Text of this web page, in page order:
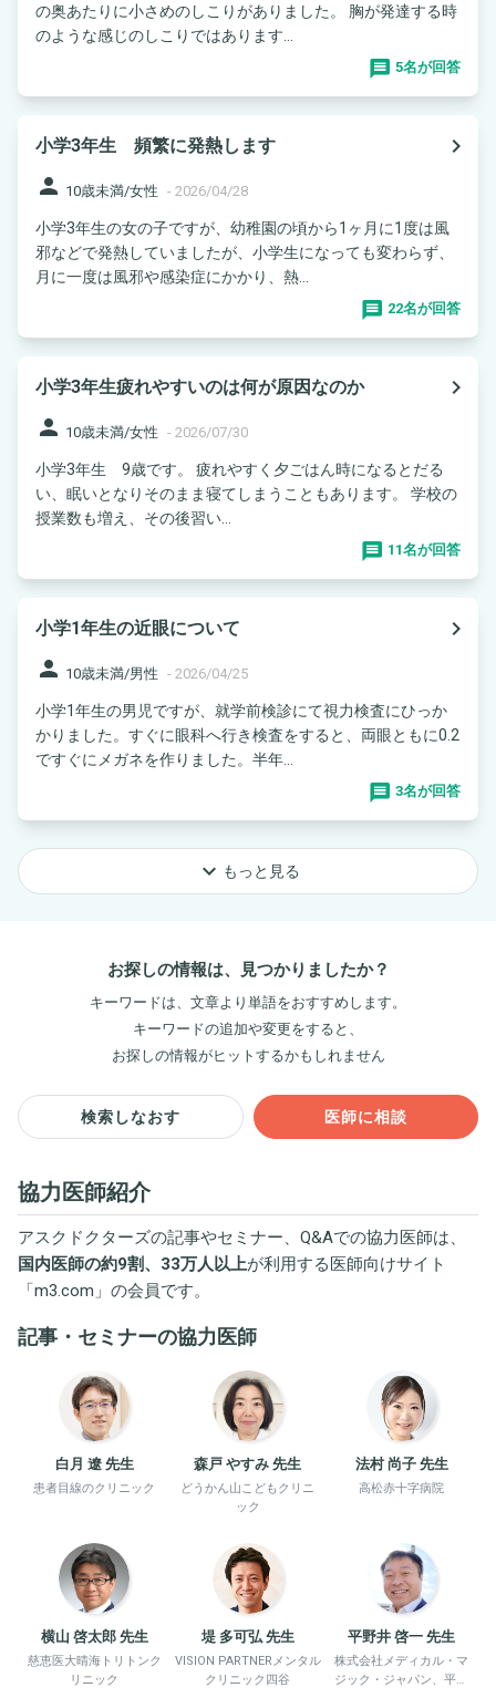
の奥あたりに小さめのしこりがありました。 胸が発達する時
のような感じのしこりではあります...
5名が回答
小学3年生 頻繁に発熱します
navigate_next
person 10歳未満/女性 - 2026/04/28
小学3年生の女の子ですが、幼稚園の頃から1ヶ月に1度は風
邪などで発熱していましたが、小学生になっても変わらず、
月に一度は風邪や感染症にかかり、熱...
22名が回答
小学3年生疲れやすいのは何が原因なのか
navigate_next
person 10歳未満/女性 - 2026/07/30
小学3年生 9歳です。 疲れやすく夕ごはん時になるとだる
い、眠いとなりそのまま寝てしまうこともあります。 学校の
授業数も増え、その後習い...
11名が回答
小学1年生の近眼について
navigate_next
person 10歳未満/男性 - 2026/04/25
小学1年生の男児ですが、就学前検診にて視力検査にひっか
かりました。すぐに眼科へ行き検査をすると、両眼ともに0.2
ですぐにメガネを作りました。半年...
3名が回答
keyboard_arrow_down もっと見る
お探しの情報は、見つかりましたか？
キーワードは、文章より単語をおすすめします。
キーワードの追加や変更をすると、
お探しの情報がヒットするかもしれません
検索しなおす 医師に相談
協力医師紹介
アスクドクターズの記事やセミナー、Q&Aでの協力医師は、
国内医師の約9割、33万人以上が利用する医師向けサイト
「m3.com 」の会員です。
記事・セミナーの協力医師
白月 遼 先生
患者目線のクリニック
森戸 やすみ 先生
どうかん山こどもクリニ
ック
法村 尚子 先生
高松赤十字病院
横山 啓太郎 先生
慈恵医大晴海トリトンク
リニック
堤 多可弘 先生
VISION PARTNERメンタル
クリニック四谷
平野井 啓一 先生
株式会社メディカル・マ
ジック・ジャパン、平野